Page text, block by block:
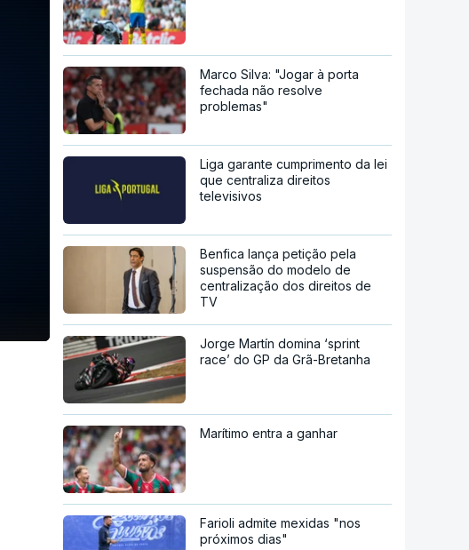
Marco Silva: "Jogar à porta
fechada não resolve
problemas"
Liga garante cumprimento da lei
que centraliza direitos
televisivos
Benfica lança petição pela
suspensão do modelo de
centralização dos direitos de
TV
Jorge Martín domina ‘sprint
race’ do GP da Grã-Bretanha
Marítimo entra a ganhar
Farioli admite mexidas "nos
próximos dias"